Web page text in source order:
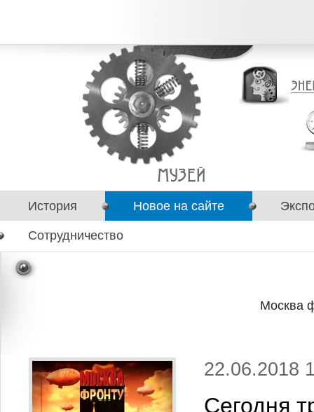
История Новое на сайте
Сотрудничество
Москва
22.06.2018
Сегодня